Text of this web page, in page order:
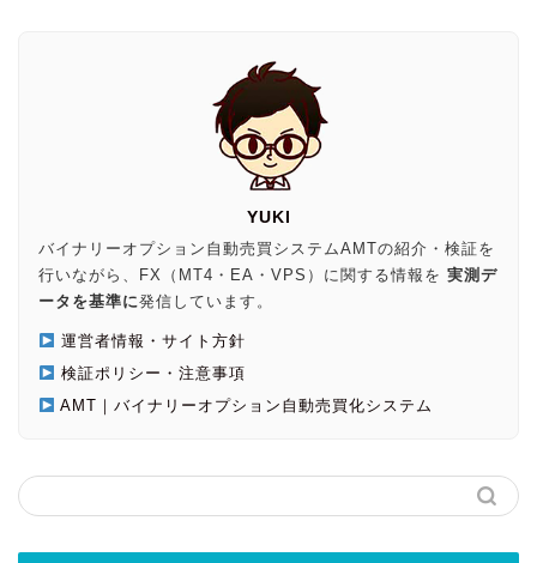
YUKI
バイナリーオプション自動売買システムAMTの紹介・検証を
行いながら、FX（MT4・EA・VPS）に関する情報を 実測デ
ータを基準に発信しています。
運営者情報・サイト方針
検証ポリシー・注意事項
AMT｜バイナリーオプション自動売買化システム